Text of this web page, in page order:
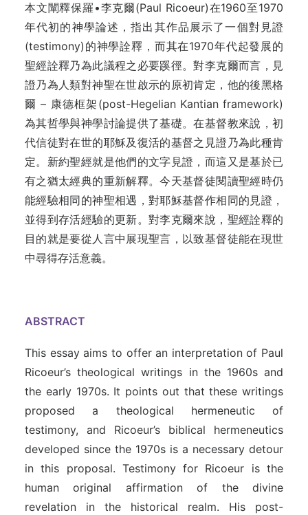
本文闡釋保羅•李克爾(Paul Ricoeur)在1960至1970
年代初的神學論述，指出其作品展示了一個對見證
(testimony)的神學詮釋，而其在1970年代起發展的
聖經詮釋乃為此議程之必要蹊徑。對李克爾而言，見
證乃為人類對神聖在世啟示的原初肯定，他的後黑格
爾 – 康德框架(post-Hegelian Kantian framework)
為其哲學與神學討論提供了基礎。在基督教來說，初
代信徒對在世的耶穌及復活的基督之見證乃為此種肯
定。新約聖經就是他們的文字見證，而這又是基於已
有之猶太經典的重新解釋。今天基督徒閱讀聖經時仍
能經驗相同的神聖相遇，對耶穌基督作相同的見證，
並得到存活經驗的更新。對李克爾來說，聖經詮釋的
目的就是要從人言中展現聖言，以致基督徒能在現世
中尋得存活意義。
ABSTRACT
This essay aims to offer an interpretation of Paul
Ricoeur’s theological writings in the 1960s and
the early 1970s. It points out that these writings
proposed a theological hermeneutic of
testimony, and Ricoeur’s biblical hermeneutics
developed since the 1970s is a necessary detour
in this proposal. Testimony for Ricoeur is the
human original affirmation of the divine
revelation in the historical realm. His post-